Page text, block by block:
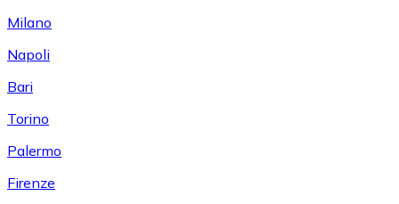
Milano
Napoli
Bari
Torino
Palermo
Firenze